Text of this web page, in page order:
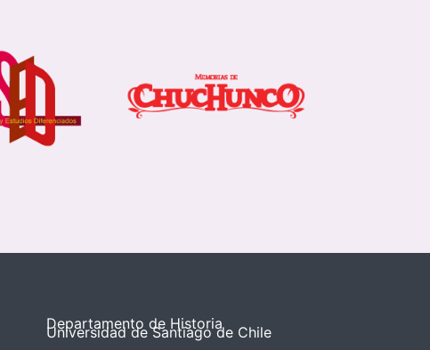
Departamento de Historia
Universidad de Santiago de Chile